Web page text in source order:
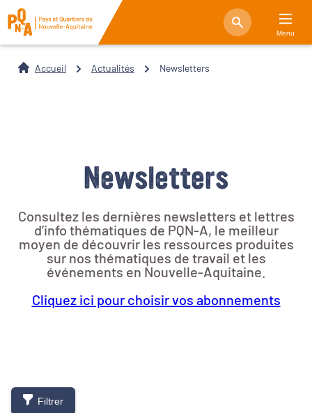
Menu
Accueil Actualités Newsletters
Newsletters
Consultez les dernières newsletters et lettres
d’info thématiques de PQN-A, le meilleur
moyen de découvrir les ressources produites
sur nos thématiques de travail et les
événements en Nouvelle-Aquitaine.
Cliquez ici pour choisir vos abonnements
Filtrer